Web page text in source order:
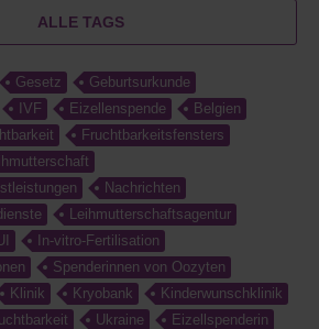
ALLE TAGS
Gesetz
Geburtsurkunde
IVF Eizellenspende
Belgien
Fruchtbarkeitsfensters
Nachrichten
Leihmutterschaftsagentur
In-vitro-Fertilisation
Spenderinnen von Oozyten
Klinik Kryobank
Kinderwunschklinik
Ukraine
Eizellspenderin